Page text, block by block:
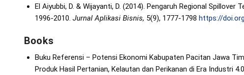
El Aiyubbi, D. & Wijayanti, D. (2014). Pengaruh Regional Spillover
1996-2010. Jurnal Aplikasi Bisnis, 5(9), 1777-1798 https://
Books
Buku Referensi – Potensi Ekonomi Kabupaten Pacitan Jawa
Produk Hasil Pertanian, Kelautan dan Perikanan di Era Industri